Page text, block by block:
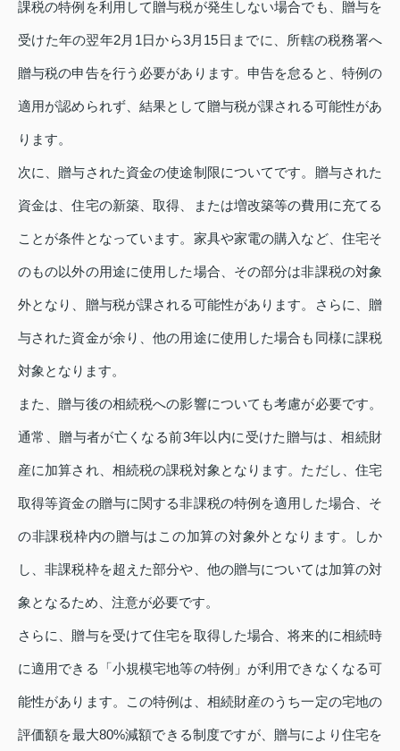
課税の特例を利用して贈与税が発生しない場合でも、贈与を
受けた年の翌年2月1日から3月15日までに、所轄の税務署へ
贈与税の申告を行う必要があります。申告を怠ると、特例の
適用が認められず、結果として贈与税が課される可能性があ
ります。
次に、贈与された資金の使途制限についてです。贈与された
資金は、住宅の新築、取得、または増改築等の費用に充てる
ことが条件となっています。家具や家電の購入など、住宅そ
のもの以外の用途に使用した場合、その部分は非課税の対象
外となり、贈与税が課される可能性があります。さらに、贈
与された資金が余り、他の用途に使用した場合も同様に課税
対象となります。
また、贈与後の相続税への影響についても考慮が必要です。
通常、贈与者が亡くなる前3年以内に受けた贈与は、相続財
産に加算され、相続税の課税対象となります。ただし、住宅
取得等資金の贈与に関する非課税の特例を適用した場合、そ
の非課税枠内の贈与はこの加算の対象外となります。しか
し、非課税枠を超えた部分や、他の贈与については加算の対
象となるため、注意が必要です。
さらに、贈与を受けて住宅を取得した場合、将来的に相続時
に適用できる「小規模宅地等の特例」が利用できなくなる可
能性があります。この特例は、相続財産のうち一定の宅地の
評価額を最大80%減額できる制度ですが、贈与により住宅を